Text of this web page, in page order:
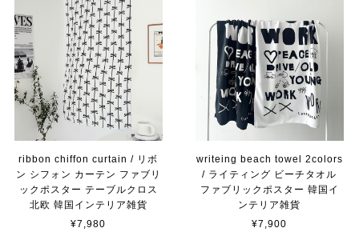
ribbon chiffon curtain / リボ
ン シフォン カーテン ファブリ
ックポスター テーブルクロス
北欧 韓国インテリア雑貨
¥7,980
writeing beach towel 2colors
/ ライティング ビーチタオル
ファブリックポスター 韓国イ
ンテリア雑貨
¥7,900